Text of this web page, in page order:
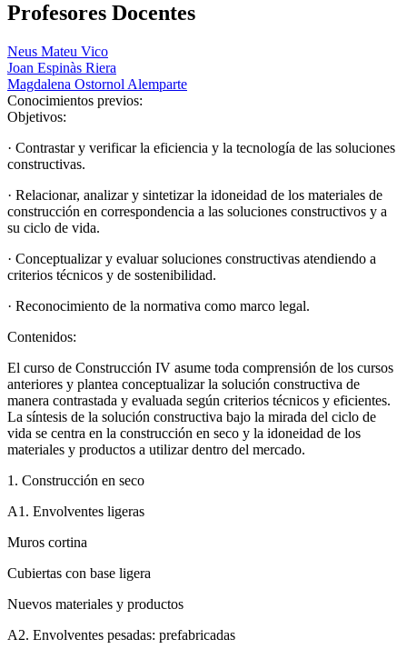
Profesores Docentes
Neus Mateu Vico
Joan Espinàs Riera
Magdalena Ostornol Alemparte
Conocimientos previos:
Objetivos:
· Contrastar y verificar la eficiencia y la tecnología de las soluciones
constructivas.
· Relacionar, analizar y sintetizar la idoneidad de los materiales de
construcción en correspondencia a las soluciones constructivos y a
su ciclo de vida.
· Conceptualizar y evaluar soluciones constructivas atendiendo a
criterios técnicos y de sostenibilidad.
· Reconocimiento de la normativa como marco legal.
Contenidos:
El curso de Construcción IV asume toda comprensión de los cursos
anteriores y plantea conceptualizar la solución constructiva de
manera contrastada y evaluada según criterios técnicos y eficientes.
La síntesis de la solución constructiva bajo la mirada del ciclo de
vida se centra en la construcción en seco y la idoneidad de los
materiales y productos a utilizar dentro del mercado.
1. Construcción en seco
A1. Envolventes ligeras
Muros cortina
Cubiertas con base ligera
Nuevos materiales y productos
A2. Envolventes pesadas: prefabricadas